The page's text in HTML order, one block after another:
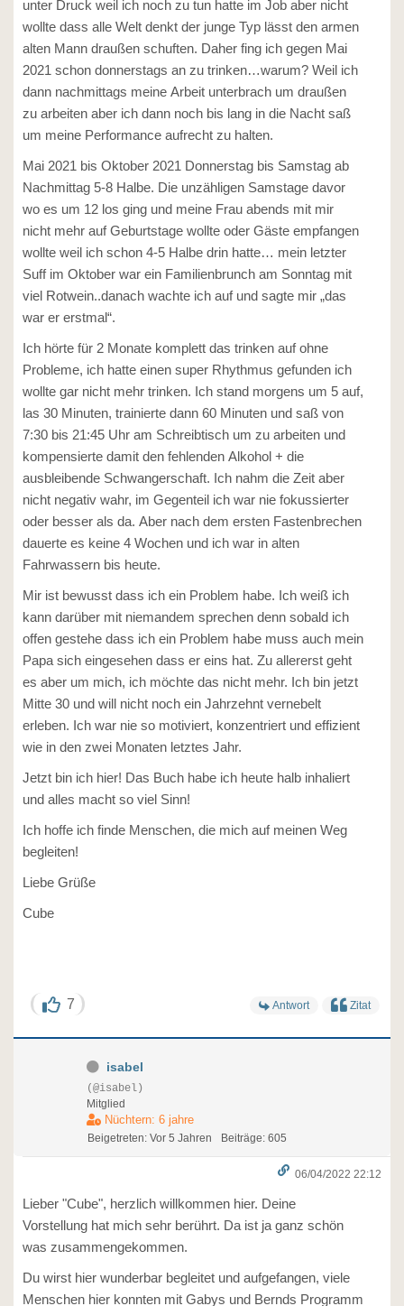
unter Druck weil ich noch zu tun hatte im Job aber nicht
wollte dass alle Welt denkt der junge Typ lässt den armen
alten Mann draußen schuften. Daher fing ich gegen Mai
2021 schon donnerstags an zu trinken…warum? Weil ich
dann nachmittags meine Arbeit unterbrach um draußen
zu arbeiten aber ich dann noch bis lang in die Nacht saß
um meine Performance aufrecht zu halten.
Mai 2021 bis Oktober 2021 Donnerstag bis Samstag ab
Nachmittag 5-8 Halbe. Die unzähligen Samstage davor
wo es um 12 los ging und meine Frau abends mit mir
nicht mehr auf Geburtstage wollte oder Gäste empfangen
wollte weil ich schon 4-5 Halbe drin hatte… mein letzter
Suff im Oktober war ein Familienbrunch am Sonntag mit
viel Rotwein..danach wachte ich auf und sagte mir „das
war er erstmal“.
Ich hörte für 2 Monate komplett das trinken auf ohne
Probleme, ich hatte einen super Rhythmus gefunden ich
wollte gar nicht mehr trinken. Ich stand morgens um 5 auf,
las 30 Minuten, trainierte dann 60 Minuten und saß von
7:30 bis 21:45 Uhr am Schreibtisch um zu arbeiten und
kompensierte damit den fehlenden Alkohol + die
ausbleibende Schwangerschaft. Ich nahm die Zeit aber
nicht negativ wahr, im Gegenteil ich war nie fokussierter
oder besser als da. Aber nach dem ersten Fastenbrechen
dauerte es keine 4 Wochen und ich war in alten
Fahrwassern bis heute.
Mir ist bewusst dass ich ein Problem habe. Ich weiß ich
kann darüber mit niemandem sprechen denn sobald ich
offen gestehe dass ich ein Problem habe muss auch mein
Papa sich eingesehen dass er eins hat. Zu allererst geht
es aber um mich, ich möchte das nicht mehr. Ich bin jetzt
Mitte 30 und will nicht noch ein Jahrzehnt vernebelt
erleben. Ich war nie so motiviert, konzentriert und effizient
wie in den zwei Monaten letztes Jahr.
Jetzt bin ich hier! Das Buch habe ich heute halb inhaliert
und alles macht so viel Sinn!
Ich hoffe ich finde Menschen, die mich auf meinen Weg
begleiten!
Liebe Grüße
Cube
7 Antwort Zitat
isabel
(@isabel)
Mitglied
Nüchtern: 6 jahre
Beigetreten: Vor 5 Jahren Beiträge: 605
06/04/2022 22:12
Lieber "Cube", herzlich willkommen hier. Deine
Vorstellung hat mich sehr berührt. Da ist ja ganz schön
was zusammengekommen.
Du wirst hier wunderbar begleitet und aufgefangen, viele
Menschen hier konnten mit Gabys und Bernds Programm